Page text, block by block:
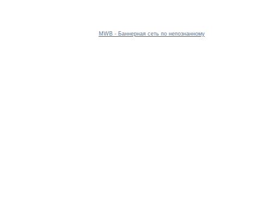
MWB - Баннерная сеть по непознанному